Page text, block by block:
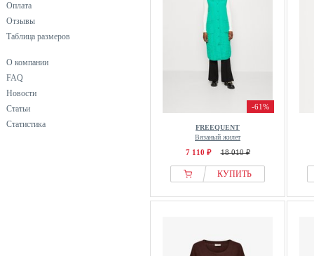
Оплата
Отзывы
Таблица размеров
О компании
FAQ
Новости
Статьи
Статистика
-61%
FREEQUENT
Вязаный жилет
7 110 ₽ 18 010 ₽
КУПИТЬ